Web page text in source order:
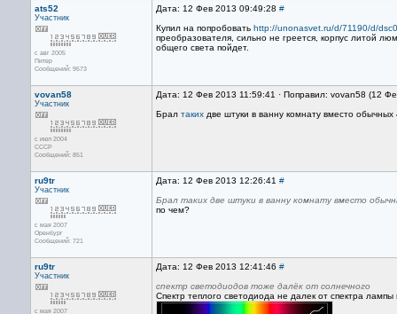
ats52
Участник
с авг 2005
Питер
Сообщений: 9573
Дата: 12 Фев 2013 09:49:28 #
Купил на попробовать http://unonasvet.ru/d/71190/d/
преобразователя, сильно не греется, корпус литой
общего света пойдет.
vovan58
Участник
с июл 2004
СССР
Сообщений: 851
Дата: 12 Фев 2013 11:59:41 · Поправил: vovan58 (12
Брал таких две штуки в ванну комнату вместо
ru9tr
Участник
с мая 2007
Оренбург
Сообщений: 721
Дата: 12 Фев 2013 12:26:41 #
Брал таких две штуки в ванну комнату вместо
по чем?
ru9tr
Участник
с мая 2007
Дата: 12 Фев 2013 12:41:46 #
спектр светодиодов тоже далёк от солнечного
Спектр теплого светодиода не далек от спектра лампы